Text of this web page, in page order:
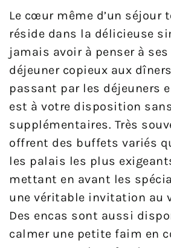
Le cœur même d’un séjour
réside dans la délicieuse
jamais avoir à penser à
déjeuner copieux aux
passant par les déjeuners
est à votre disposition
supplémentaires. Très
offrent des buffets variés
les palais les plus
mettant en avant les
une véritable invitation au
Des encas sont aussi
calmer une petite faim en